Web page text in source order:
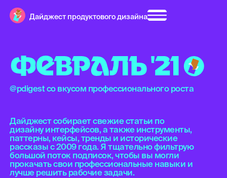
Дайджест продуктового дизайна
ФЕВРАЛЬ'21
@pdigest со вкусом профессионального роста
Дайджест собирает свежие статьи по
дизайну интерфейсов, а также инструменты,
паттерны, кейсы, тренды и исторические
рассказы с 2009 года. Я тщательно фильтрую
большой поток подписок, чтобы вы могли
прокачать свои профессиональные навыки и
лучше решить рабочие задачи.